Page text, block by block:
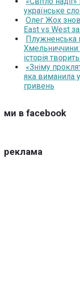
українське
Олег Жох
East vs West
Плужненська
історія
«Зніму
яка виманила
гривень
ми в facebook
реклама